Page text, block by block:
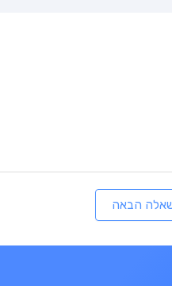
הבאה